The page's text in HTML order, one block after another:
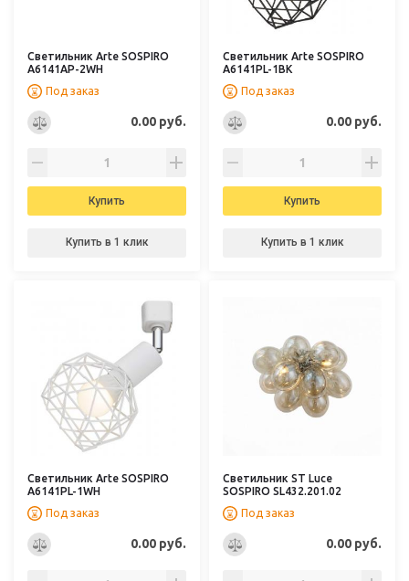
Светильник Arte SOSPIRO
A6141AP-2WH
Под заказ
0.00 руб.
Купить
Купить в 1 клик
Светильник Arte SOSPIRO
A6141PL-1BK
Под заказ
0.00 руб.
Купить
Купить в 1 клик
Светильник Arte SOSPIRO
A6141PL-1WH
Под заказ
0.00 руб.
Светильник ST Luce
SOSPIRO SL432.201.02
Под заказ
0.00 руб.